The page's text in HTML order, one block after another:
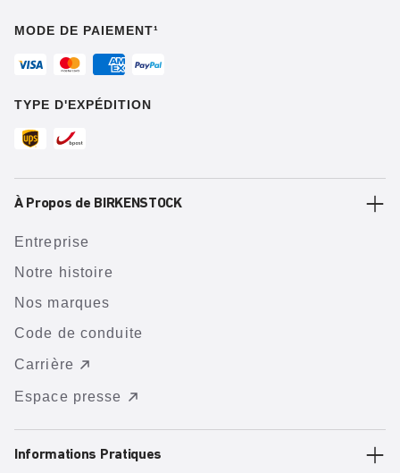
MODE DE PAIEMENT¹
TYPE D'EXPÉDITION
À Propos de BIRKENSTOCK
Entreprise
Notre histoire
Nos marques
Code de conduite
Carrière
Espace presse
Informations Pratiques